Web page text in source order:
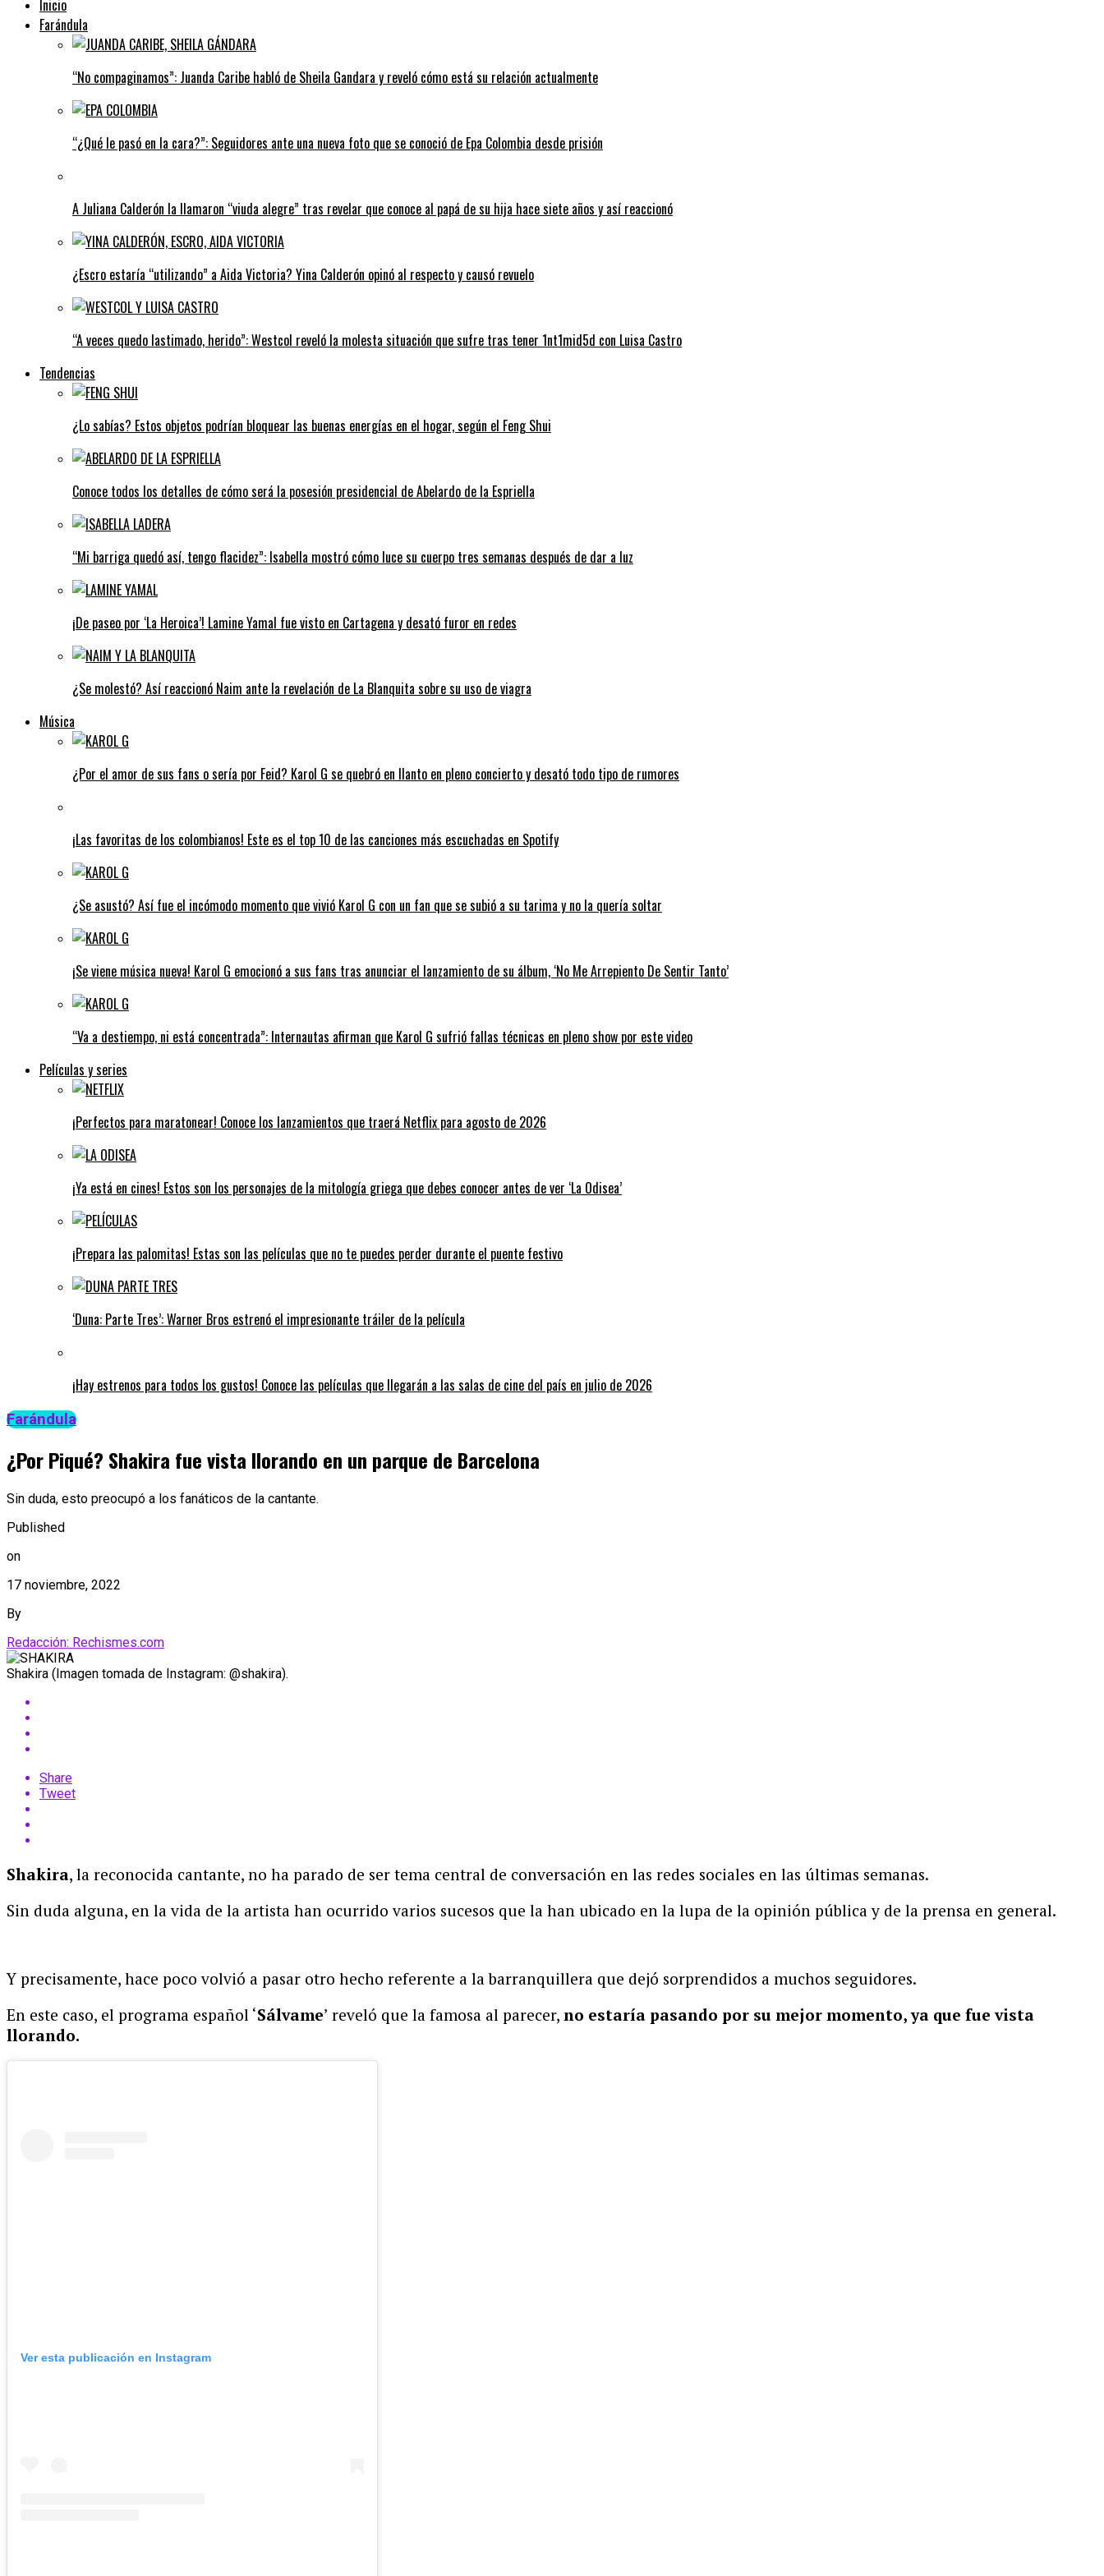
Inicio
Farándula
“No compaginamos”: Juanda Caribe habló de Sheila Gandara y reveló cómo está su relación actualmente
“¿Qué le pasó en la cara?”: Seguidores ante una nueva foto que se conoció de Epa Colombia desde prisión
A Juliana Calderón la llamaron “viuda alegre” tras revelar que conoce al papá de su hija hace siete años y así reaccionó
¿Escro estaría “utilizando” a Aida Victoria? Yina Calderón opinó al respecto y causó revuelo
“A veces quedo lastimado, herido”: Westcol reveló la molesta situación que sufre tras tener 1nt1mid5d con Luisa Castro
Tendencias
¿Lo sabías? Estos objetos podrían bloquear las buenas energías en el hogar, según el Feng Shui
Conoce todos los detalles de cómo será la posesión presidencial de Abelardo de la Espriella
“Mi barriga quedó así, tengo flacidez”: Isabella mostró cómo luce su cuerpo tres semanas después de dar a luz
¡De paseo por ‘La Heroica’! Lamine Yamal fue visto en Cartagena y desató furor en redes
¿Se molestó? Así reaccionó Naim ante la revelación de La Blanquita sobre su uso de viagra
Música
¿Por el amor de sus fans o sería por Feid? Karol G se quebró en llanto en pleno concierto y desató todo tipo de rumores
¡Las favoritas de los colombianos! Este es el top 10 de las canciones más escuchadas en Spotify
¿Se asustó? Así fue el incómodo momento que vivió Karol G con un fan que se subió a su tarima y no la quería soltar
¡Se viene música nueva! Karol G emocionó a sus fans tras anunciar el lanzamiento de su álbum, ‘No Me Arrepiento De Sentir Tanto’
“Va a destiempo, ni está concentrada”: Internautas afirman que Karol G sufrió fallas técnicas en pleno show por este video
Películas y series
¡Perfectos para maratonear! Conoce los lanzamientos que traerá Netflix para agosto de 2026
¡Ya está en cines! Estos son los personajes de la mitología griega que debes conocer antes de ver ‘La Odisea’
¡Prepara las palomitas! Estas son las películas que no te puedes perder durante el puente festivo
‘Duna: Parte Tres’: Warner Bros estrenó el impresionante tráiler de la película
¡Hay estrenos para todos los gustos! Conoce las películas que llegarán a las salas de cine del país en julio de 2026
Farándula
¿Por Piqué? Shakira fue vista llorando en un parque de Barcelona
Sin duda, esto preocupó a los fanáticos de la cantante.
Published
on
17 noviembre, 2022
By
Redacción: Rechismes.com
Shakira (Imagen tomada de Instagram: @shakira).
Share
Tweet
Shakira, la reconocida cantante, no ha parado de ser tema central de conversación en las redes sociales en las últimas semanas.
Sin duda alguna, en la vida de la artista han ocurrido varios sucesos que la han ubicado en la lupa de la opinión pública y de la prensa en general.
Y precisamente, hace poco volvió a pasar otro hecho referente a la barranquillera que dejó sorprendidos a muchos seguidores.
En este caso, el programa español ‘Sálvame’ reveló que la famosa al parecer, no estaría pasando por su mejor momento, ya que fue vista
llorando.
Ver esta publicación en Instagram